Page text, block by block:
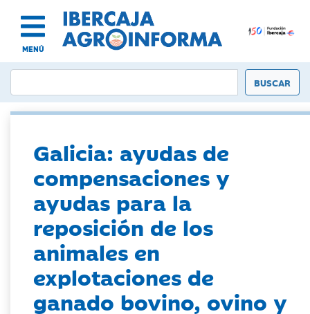
MENÚ
Galicia: ayudas de
compensaciones y
ayudas para la
reposición de los
animales en
explotaciones de
ganado bovino, ovino y